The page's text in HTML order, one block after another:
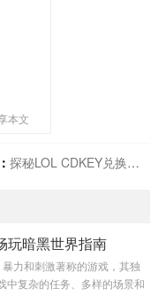
本文
探秘LOL CDKEY兑换码，福利与风险共舞
玩暗黑世界指南
力和刺激著称的游戏，其独
中复杂的任务、多样的场景和